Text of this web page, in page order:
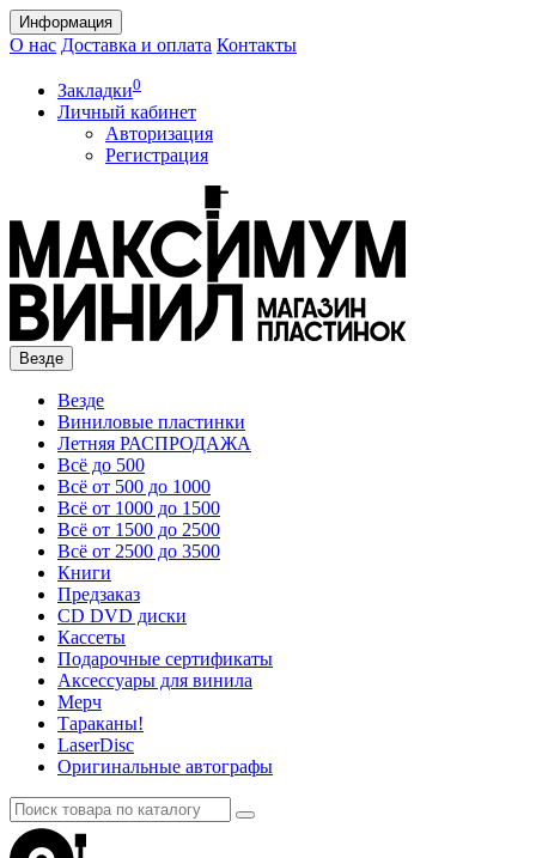
Информация
О нас Доставка и оплата Контакты
Закладки0
Личный кабинет
Авторизация
Регистрация
Везде
Везде
Виниловые пластинки
Летняя РАСПРОДАЖА
Всё до 500
Всё от 500 до 1000
Всё от 1000 до 1500
Всё от 1500 до 2500
Всё от 2500 до 3500
Книги
Предзаказ
CD DVD диски
Кассеты
Подарочные сертификаты
Аксессуары для винила
Мерч
Тараканы!
LaserDisc
Оригинальные автографы